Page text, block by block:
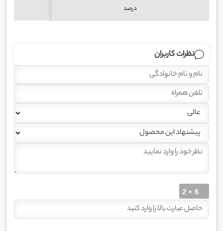
درصد
نظرات کاربران